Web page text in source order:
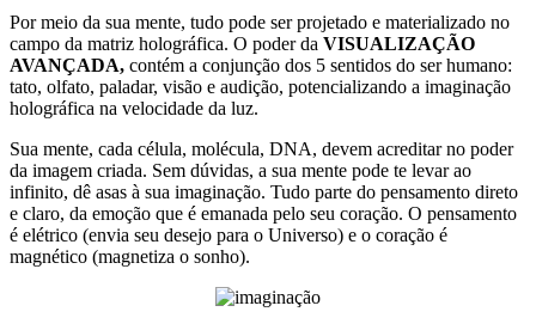
Por meio da sua mente, tudo pode ser projetado e materializado no
campo da matriz holográfica. O poder da VISUALIZAÇÃO
AVANÇADA, contém a conjunção dos 5 sentidos do ser humano:
tato, olfato, paladar, visão e audição, potencializando a imaginação
holográfica na velocidade da luz.
Sua mente, cada célula, molécula, DNA, devem acreditar no poder
da imagem criada. Sem dúvidas, a sua mente pode te levar ao
infinito, dê asas à sua imaginação. Tudo parte do pensamento direto
e claro, da emoção que é emanada pelo seu coração. O pensamento
é elétrico (envia seu desejo para o Universo) e o coração é
magnético (magnetiza o sonho).